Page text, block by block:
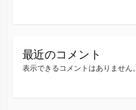
最近のコメント
表示できるコメントはありません。